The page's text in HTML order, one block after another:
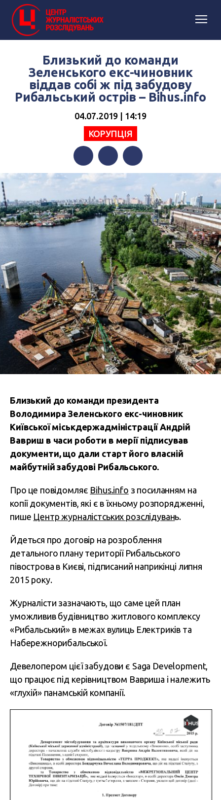
Близький до команди
Зеленського екс-чиновник
віддав собі ж під забудову
Рибальський острів – Вihus.info
04.07.2019 | 14:19
КОРУПЦІЯ
FacebookTwitterTelegram
Близький до команди президента
Володимира Зеленського екс-чиновник
Київської міськдержадміністрації Андрій
Вавриш в часи роботи в мерії підписував
документи, що дали старт його власній
майбутній забудові Рибальського.
Про це повідомляє Вihus.info з посиланням на
копії документів, які є в їхньому розпорядженні,
пише Центр журналістських розслідувань.
Йдеться про договір на розроблення
детального плану території Рибальського
півострова в Києві, підписаний наприкінці липня
2015 року.
Журналісти зазначають, що саме цей план
уможливив будівництво житлового комплексу
«Рибальський» в межах вулиць Електриків та
Набережнорибальської.
Девелопером цієї забудови є Saga Development,
що працює під керівництвом Вавриша і належить
«глухій» панамській компанії.